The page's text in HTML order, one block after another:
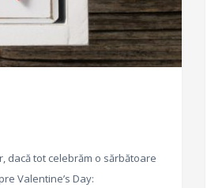
dacă tot celebrăm o sărbătoare
Valentine’s Day: